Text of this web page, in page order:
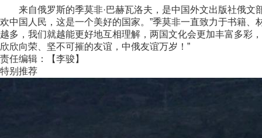
来自俄罗斯的季莫非·巴赫瓦洛夫，是中国外文出版社俄文
欢中国人民，这是一个美好的国家。”季莫非一直致力于书籍
越多，我们就越能更好地互相理解，两国文化会更加丰富多彩
欣欣向荣、坚不可摧的友谊，中俄友谊万岁！”
责任编辑：【李骏】
特别推荐